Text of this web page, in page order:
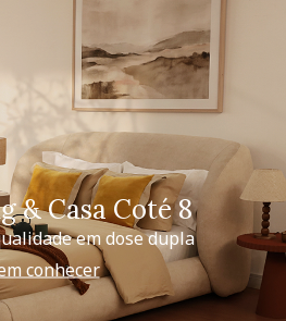
& Casa Coté 8
em dose dupla
conhecer